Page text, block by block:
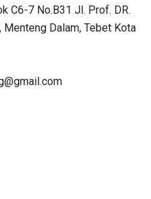
C6-7 No.B31 Jl. Prof. DR.
Menteng Dalam, Tebet Kota